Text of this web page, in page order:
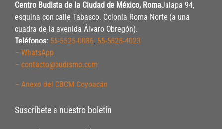
Centro Budista de la Ciudad de México, RomaJalapa 94,
esquina con calle Tabasco. Colonia Roma Norte (a una
cuadra de la avenida Álvaro Obregón).
Teléfonos: 55-5525-0086, 55-5525-4023
– WhatsApp
– contacto@budismo.com
– Anexo del CBCM Coyoacán
Suscríbete a nuestro boletín